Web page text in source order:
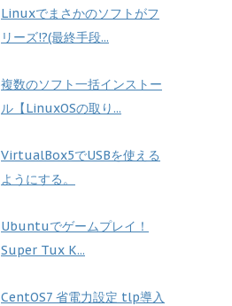
Linuxでまさかのソフトがフ
リーズ!?(最終手段...
複数のソフト一括インストー
ル【LinuxOSの取り...
VirtualBox5でUSBを使える
ようにする。
Ubuntuでゲームプレイ！
Super Tux K...
CentOS7 省電力設定 tlp導入